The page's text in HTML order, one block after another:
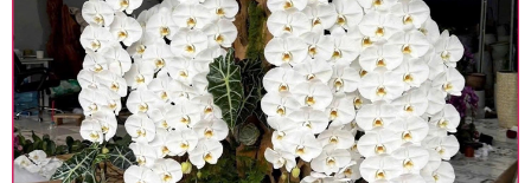
Lưu ý trước khi đặt hàng
• Về cây hoa: Một chậu hoa lan hồ điệp đẹp và
hoàn chỉnh sẽ được phối ghép từ nhiều cây hoa
và tạo dáng hoàn toàn thủ công nên có thể sẽ
khác nhau đôi chút giữa sản phẩm thực tế và